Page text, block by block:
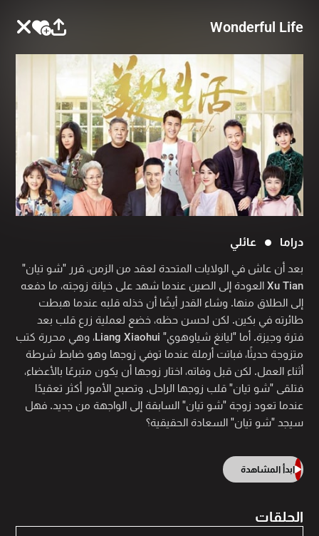
Wonderful Life
دراما عائلي
بعد أن عاش في الولايات المتحدة لعقد من الزمن، قرر "شو تيان"
Xu Tian العودة إلى الصين عندما شهد على خيانة زوجته، ما دفعه
إلى الطلاق منها. وشاء القدر أيضًا أن خذله قلبه عندما هبطت
طائرته في بكين. لكن لحسن حظه، خضع لعملية زرع قلب بعد
فترة وجيزة. أما "ليانغ شياوهوي" Liang Xiaohui، وهي محررة كتب
متزوجة حديثًا، فباتت أرملة عندما توفي زوجها وهو ضابط شرطة
أثناء العمل. لكن قبل وفاته، اختار زوجها أن يكون متبرعًا بالأعضاء،
فتلقى "شو تيان" قلب زوجها الراحل. وتصبح الأمور أكثر تعقيدًا
عندما تعود زوجة "شو تيان" السابقة إلى الواجهة من جديد. فهل
سيجد "شو تيان" السعادة الحقيقية؟
ابدأ المشاهدة
الحلقات